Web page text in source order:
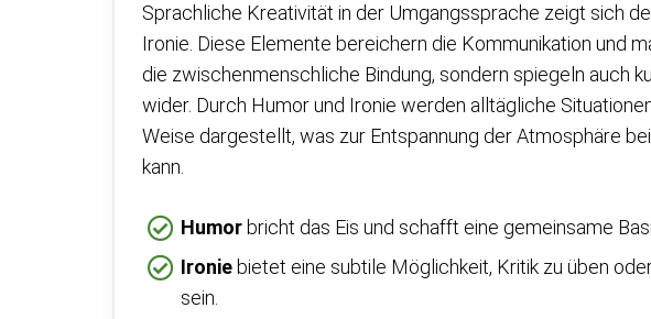
Sprachliche Kreativität in der Umgangssprache zeigt sich
Ironie. Diese Elemente bereichern die Kommunikation und
die zwischenmenschliche Bindung, sondern spiegeln auch
wider. Durch Humor und Ironie werden alltägliche
Weise dargestellt, was zur Entspannung der Atmosphäre
kann.
Humor bricht das Eis und schafft eine gemeinsame
Ironie bietet eine subtile Möglichkeit, Kritik zu üben
sein.